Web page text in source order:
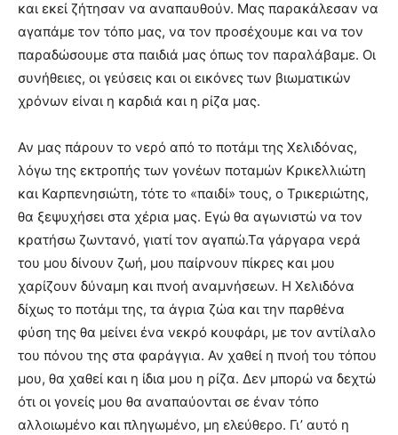
και εκεί ζήτησαν να αναπαυθούν. Μας παρακάλεσαν να
αγαπάμε τον τόπο μας, να τον προσέχουμε και να τον
παραδώσουμε στα παιδιά μας όπως τον παραλάβαμε. Οι
συνήθειες, οι γεύσεις και οι εικόνες των βιωματικών
χρόνων είναι η καρδιά και η ρίζα μας.
Αν μας πάρουν το νερό από το ποτάμι της Χελιδόνας,
λόγω της εκτροπής των γονέων ποταμών Κρικελλιώτη
και Καρπενησιώτη, τότε το «παιδί» τους, ο Τρικεριώτης,
θα ξεψυχήσει στα χέρια μας. Εγώ θα αγωνιστώ να τον
κρατήσω ζωντανό, γιατί τον αγαπώ.Τα γάργαρα νερά
του μου δίνουν ζωή, μου παίρνουν πίκρες και μου
χαρίζουν δύναμη και πνοή αναμνήσεων. Η Χελιδόνα
δίχως το ποτάμι της, τα άγρια ζώα και την παρθένα
φύση της θα μείνει ένα νεκρό κουφάρι, με τον αντίλαλο
του πόνου της στα φαράγγια. Αν χαθεί η πνοή του τόπου
μου, θα χαθεί και η ίδια μου η ρίζα. Δεν μπορώ να δεχτώ
ότι οι γονείς μου θα αναπαύονται σε έναν τόπο
αλλοιωμένο και πληγωμένο, μη ελεύθερο. Γι’ αυτό η